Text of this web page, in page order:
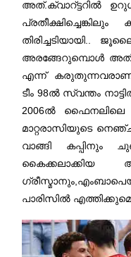
അത്.ക്വാറ്ട്ടറില്‍
അരങ്ങേറുമ്പൊള്‍
എന്ന് കരുതുന്നവരാണ്
ടീം 98ല്‍ സ്വന്തം
2006ല്‍ ഫൈനലിലെ
മാറ്റരാസിയുടെ
വാങ്ങി കപ്പിനും
കൈക്കലാക്കിയ
പാരിസില്‍